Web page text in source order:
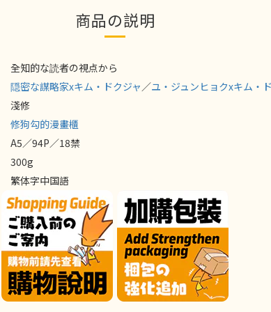
商品の説明
全知的な読者の視点から
隠密な謀略家xキム・ドクジャ／ユ・ジュンヒョクxキム・
淺修
修狗勾的漫畫櫃
A5／94P／18禁
300g
繁体字中国語